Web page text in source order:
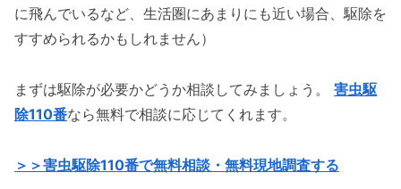
に飛んでいるなど、生活圏にあまりにも近い場合、駆除を
すすめられるかもしれません）
まずは駆除が必要かどうか相談してみましょう。 害虫駆
除110番なら無料で相談に応じてくれます。
＞＞害虫駆除110番で無料相談・無料現地調査する